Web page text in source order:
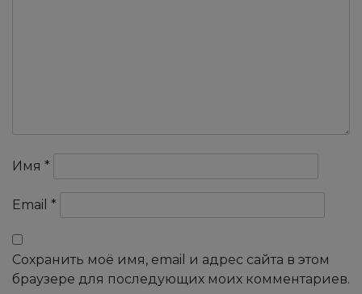
Имя *
Email *
Сохранить моё имя, email и адрес сайта в этом
браузере для последующих моих комментариев.